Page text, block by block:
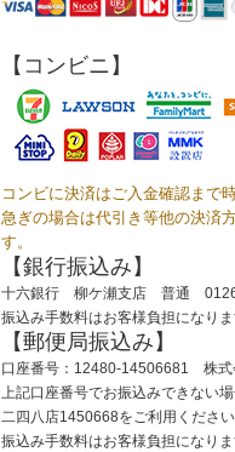
【コンビニ】
コンビに決済はご入金確認まで
急ぎの場合は代引き等他の決済
す。
【銀行振込み】
十六銀行 柳ケ瀬支店 普通
振込み手数料はお客様負担になり
【郵便局振込み】
口座番号：12480-14506681 株
上記口座番号でお振込みできない
二四八店1450668をご利用くださ
振込み手数料はお客様負担になり